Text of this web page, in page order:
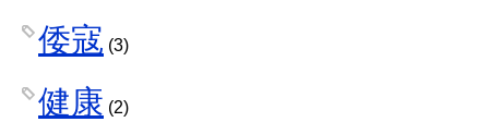
倭寇 (3)
健康 (2)